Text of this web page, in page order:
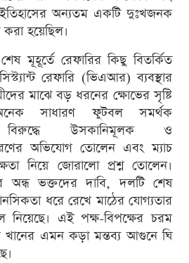
ইতিহাসের অন্যতম একটি দুঃখজনক
হয়েছিল।
মূহূর্তে রেফারির কিছু বিতর্কিত
রেফারি (ভিএআর) ব্যবস্থার
মাঝে বড় ধরনের ক্ষোভের সৃষ্টি
সাধারণ ফুটবল সমর্থক
বিরুদ্ধে উসকানিমূলক ও
অভিযোগ তোলেন এবং ম্যাচ
নিয়ে জোরালো প্রশ্ন তোলেন।
অন্ধ ভক্তদের দাবি, দলটি শেষ
ধরে রেখে মাঠের যোগ্যতার
নিয়েছে। এই পক্ষ-বিপক্ষের চরম
খানের এমন কড়া মন্তব্য আগুনে ঘি